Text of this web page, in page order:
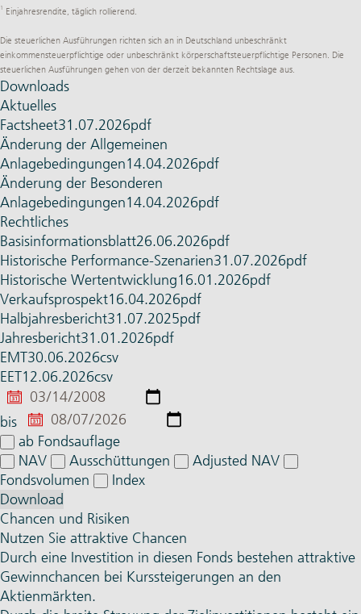
1 Einjahresrendite, täglich rollierend.
Die steuerlichen Ausführungen richten sich an in Deutschland unbeschränkt
einkommensteuerpflichtige oder unbeschränkt körperschaftsteuerpflichtige Personen. Die
steuerlichen Ausführungen gehen von der derzeit bekannten Rechtslage aus.
Downloads
Aktuelles
Factsheet31.07.2026pdf
Änderung der Allgemeinen
Anlagebedingungen14.04.2026pdf
Änderung der Besonderen
Anlagebedingungen14.04.2026pdf
Rechtliches
Basis­informationsblatt26.06.2026pdf
Histo­rische Performance-Szenarien31.07.2026pdf
Histo­rische Wert­entwicklung16.01.2026pdf
Verkaufsprospekt16.04.2026pdf
Halbjahres­bericht31.07.2025pdf
Jahres­bericht31.01.2026pdf
EMT30.06.2026csv
EET12.06.2026csv
von
bis
ab Fondsauflage
NAV
Ausschüttungen
Adjusted NAV
Fondsvolumen
Index
Download
Chancen und Risiken
Nutzen Sie attraktive Chancen
Durch eine Investition in diesen Fonds bestehen attraktive
Gewinnchancen bei Kurssteigerungen an den
Aktienmärkten.